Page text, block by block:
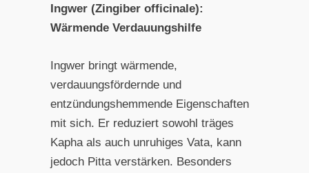
Ingwer (Zingiber officinale):
Wärmende Verdauungshilfe
Ingwer bringt wärmende,
verdauungsfördernde und
entzündungshemmende Eigenschaften
mit sich. Er reduziert sowohl träges
Kapha als auch unruhiges Vata, kann
jedoch Pitta verstärken. Besonders